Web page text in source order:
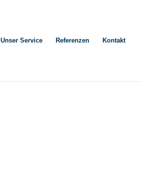
Unser Service Referenzen Kontakt